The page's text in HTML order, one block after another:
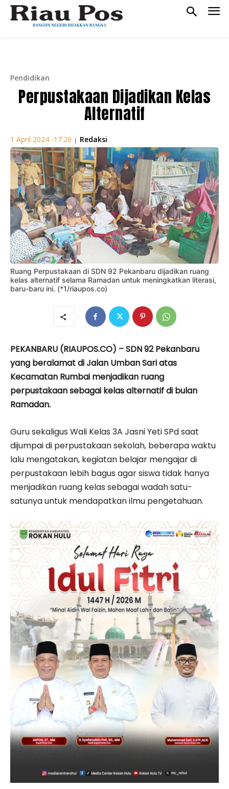
Pendidikan
Perpustakaan Dijadikan Kelas
Alternatif
1 April 2024 -17:20 | Redaksi
Ruang Perpustakaan di SDN 92 Pekanbaru dijadikan ruang
kelas alternatif selama Ramadan untuk meningkatkan literasi,
baru-baru ini. (*1/riaupos.co)
PEKANBARU (RIAUPOS.CO) – SDN 92 Pekanbaru
yang beralamat di Jalan Umban Sari atas
Kecamatan Rumbai menjadikan ruang
perpustakaan sebagai kelas alternatif di bulan
Ramadan.
Guru sekaligus Wali Kelas 3A Jasni Yeti SPd saat
dijumpai di perpustakaan sekolah, beberapa waktu
lalu mengatakan, kegiatan belajar mengajar di
perpustakaan lebih bagus agar siswa tidak hanya
menjadikan ruang kelas sebagai wadah satu-
satunya untuk mendapatkan ilmu pengetahuan.